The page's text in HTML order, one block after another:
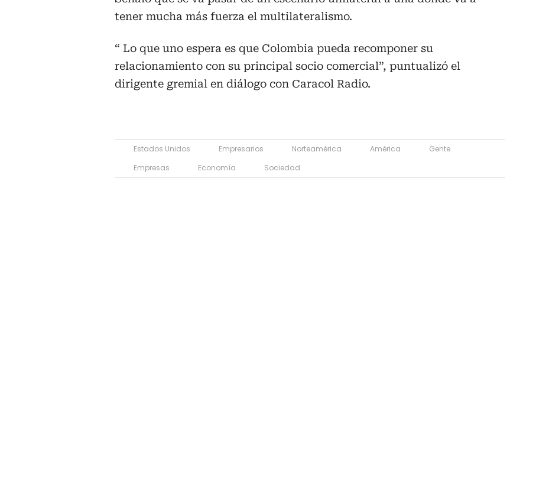
tener mucha más fuerza el multilateralismo.
“ Lo que uno espera es que Colombia pueda recomponer su
relacionamiento con su principal socio comercial”, puntualizó el
dirigente gremial en diálogo con Caracol Radio.
Estados Unidos Empresarios Norteamérica América
Gente
Empresas
Economía Sociedad